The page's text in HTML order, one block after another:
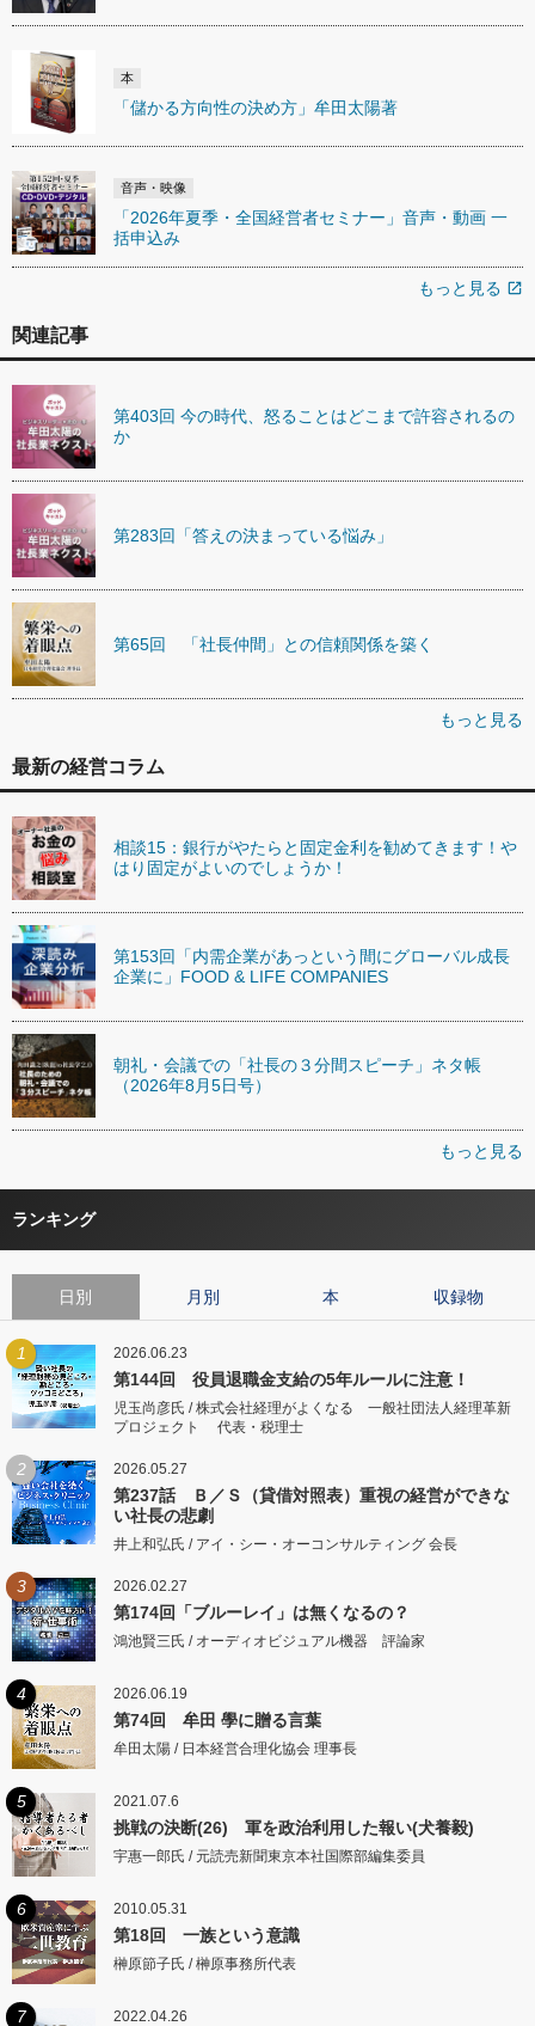
本
「儲かる方向性の決め方」牟田太陽著
音声・映像
「2026年夏季・全国経営者セミナー」音声・動画 一
括申込み
もっと見る open_in_new
関連記事
第403回 今の時代、怒ることはどこまで許容されるの
か
第283回「答えの決まっている悩み」
第65回 「社長仲間」との信頼関係を築く
もっと見る
最新の経営コラム
相談15：銀行がやたらと固定金利を勧めてきます！や
はり固定がよいのでしょうか！
第153回「内需企業があっという間にグローバル成長
企業に」FOOD & LIFE COMPANIES
朝礼・会議での「社長の３分間スピーチ」ネタ帳
（2026年8月5日号）
もっと見る
ランキング
日別 月別 本 収録物
1 2026.06.23
第144回 役員退職金支給の5年ルールに注意！
児玉尚彦氏 / 株式会社経理がよくなる 一般社団法人経理革新
プロジェクト 代表・税理士
2 2026.05.27
第237話 Ｂ／Ｓ（貸借対照表）重視の経営ができな
い社長の悲劇
井上和弘氏 / アイ・シー・オーコンサルティング 会長
3 2026.02.27
第174回「ブルーレイ」は無くなるの？
鴻池賢三氏 / オーディオビジュアル機器 評論家
4 2026.06.19
第74回 牟田 學に贈る言葉
牟田太陽 / 日本経営合理化協会 理事長
5 2021.07.6
挑戦の決断(26) 軍を政治利用した報い(犬養毅)
宇惠一郎氏 / 元読売新聞東京本社国際部編集委員
6 2010.05.31
第18回 一族という意識
榊原節子氏 / 榊原事務所代表
7 2022.04.26